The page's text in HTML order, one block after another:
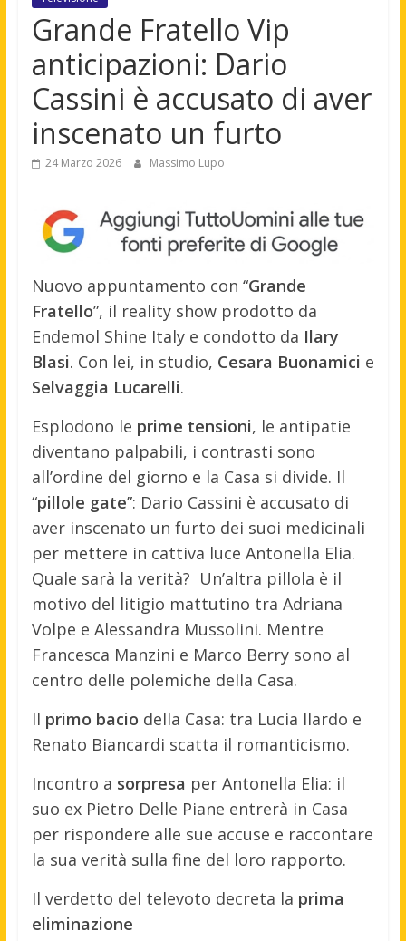
Grande Fratello Vip
anticipazioni: Dario
Cassini è accusato di aver
inscenato un furto
24 Marzo 2026 Massimo Lupo
Nuovo appuntamento con “Grande
Fratello”, il reality show prodotto da
Endemol Shine Italy e condotto da Ilary
Blasi. Con lei, in studio, Cesara Buonamici e
Selvaggia Lucarelli.
Esplodono le prime tensioni, le antipatie
diventano palpabili, i contrasti sono
all’ordine del giorno e la Casa si divide. Il
“pillole gate”: Dario Cassini è accusato di
aver inscenato un furto dei suoi medicinali
per mettere in cattiva luce Antonella Elia.
Quale sarà la verità? Un’altra pillola è il
motivo del litigio mattutino tra Adriana
Volpe e Alessandra Mussolini. Mentre
Francesca Manzini e Marco Berry sono al
centro delle polemiche della Casa.
Il primo bacio della Casa: tra Lucia Ilardo e
Renato Biancardi scatta il romanticismo.
Incontro a sorpresa per Antonella Elia: il
suo ex Pietro Delle Piane entrerà in Casa
per rispondere alle sue accuse e raccontare
la sua verità sulla fine del loro rapporto.
Il verdetto del televoto decreta la prima
eliminazione